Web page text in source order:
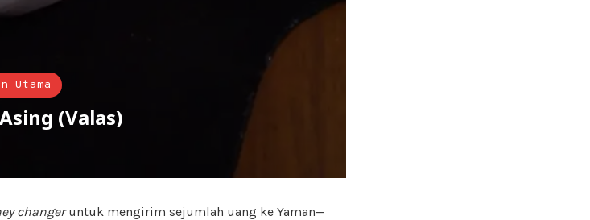
Utama
(Valas)
changeruntuk mengirim sejumlah uang ke Yaman—